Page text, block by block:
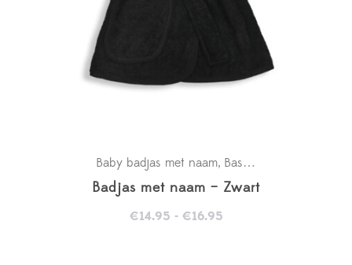
Baby badjas met naam, Basics
Badjas met naam – Zwart
€14.95 - €16.95Prijsklasse: